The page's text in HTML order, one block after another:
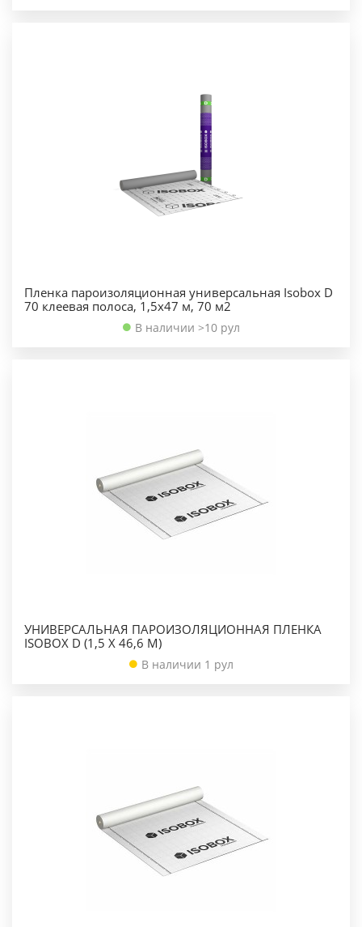
Пленка пароизоляционная универсальная Isobox D
70 клеевая полоса, 1,5х47 м, 70 м2
В наличии >10 рул
УНИВЕРСАЛЬНАЯ ПАРОИЗОЛЯЦИОННАЯ ПЛЕНКА
ISOBOX D (1,5 X 46,6 М)
В наличии 1 рул